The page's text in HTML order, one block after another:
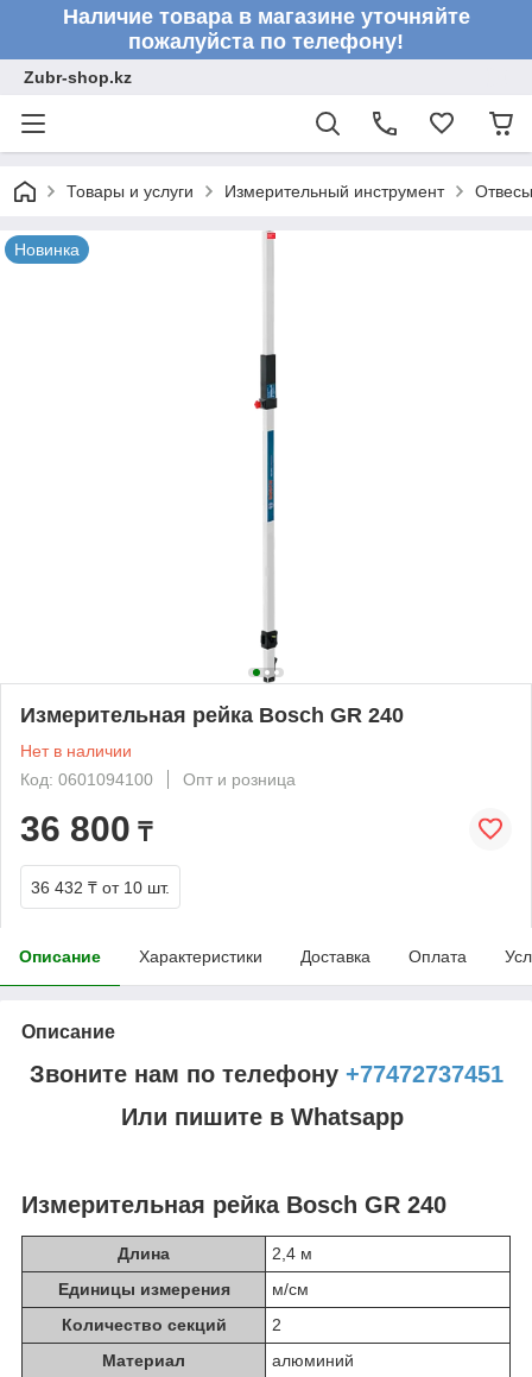
Наличие товара в магазине уточняйте
пожалуйста по телефону!
Zubr-shop.kz
Товары и услуги Измерительный инструмент
Новинка
Измерительная рейка Bosch GR 240
Нет в наличии
Код: 0601094100
Опт и розница
36 800 ₸
36 432 ₸ от 10 шт.
Описание Характеристики Доставка Оплата
Описание
Звоните нам по телефону +77472737451
Или пишите в Whatsapp
Измерительная рейка Bosch GR 240
Длина
2,4 м
Единицы измерения
м/см
Количество секций
2
Материал
алюминий